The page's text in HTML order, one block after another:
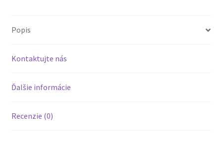
Popis
Kontaktujte nás
Ďalšie informácie
Recenzie (0)